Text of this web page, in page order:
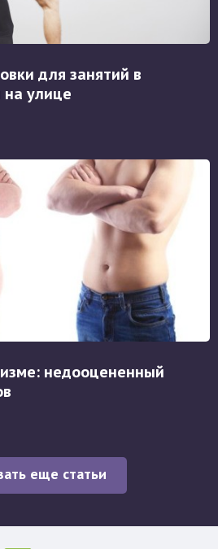
для занятий в
на улице
недооцененный
еще статьи